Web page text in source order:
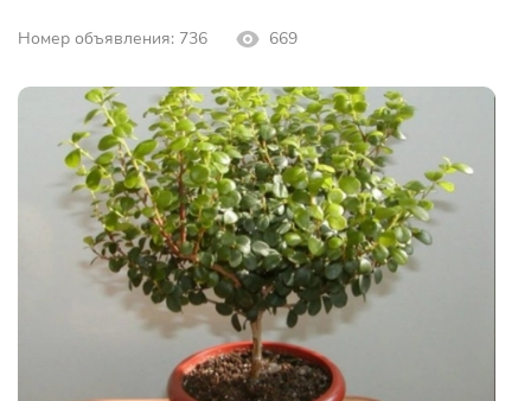
Номер объявления: 736 669